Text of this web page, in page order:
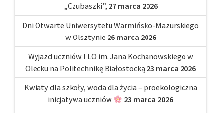
„Czubaszki”, 27 marca 2026
Dni Otwarte Uniwersytetu Warmińsko-Mazurskiego
w Olsztynie 26 marca 2026
Wyjazd uczniów I LO im. Jana Kochanowskiego w
Olecku na Politechnikę Białostocką 23 marca 2026
Kwiaty dla szkoły, woda dla życia – proekologiczna
inicjatywa uczniów
23 marca 2026